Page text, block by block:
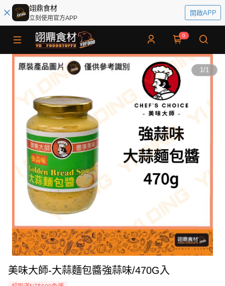
翊鼎食材
立刻使用官方APP
開啟APP
0
1/1
美味大師-大蒜麵包醬強蒜味/470G入